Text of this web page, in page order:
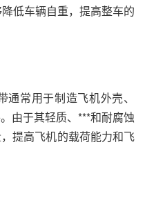
低车辆自重，提高整车的
常用于制造飞机外壳、
由于其轻质、***和耐腐蚀
提高飞机的载荷能力和飞